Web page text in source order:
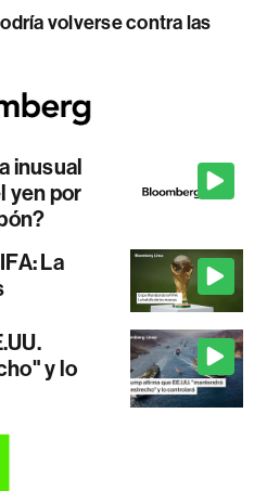
volverse contra las
inusual
yen por
La
y lo